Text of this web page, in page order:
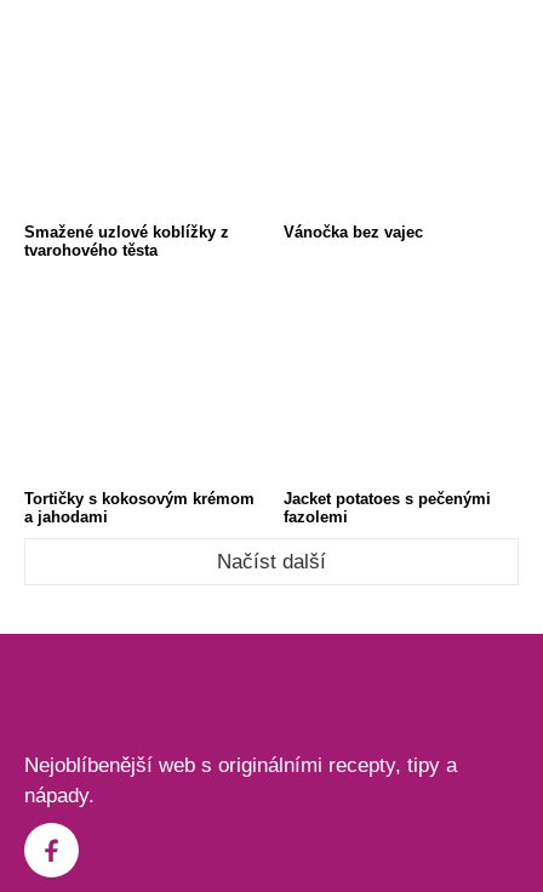
Smažené uzlové koblížky z
tvarohového těsta
Vánočka bez vajec
Tortičky s kokosovým krémom
a jahodami
Jacket potatoes s pečenými
fazolemi
Načíst další
Nejoblíbenější web s originálními recepty, tipy a
nápady.